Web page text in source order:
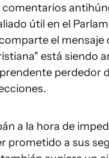
útil en el
el mensaje
está siendo
perdedor
a la hora de
prometido a sus